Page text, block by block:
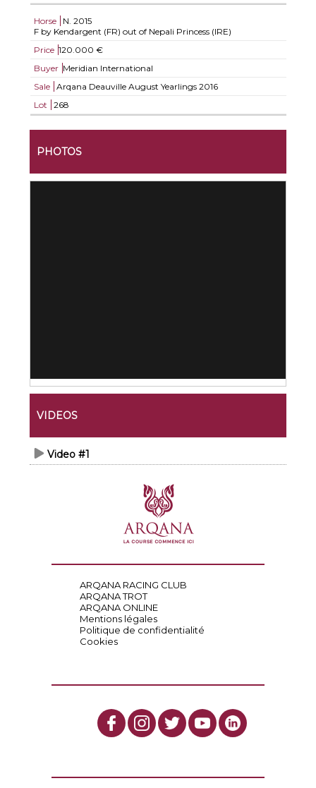
Horse N. 2015
F by Kendargent (FR) out of Nepali Princess (IRE)
Price 120.000 €
Buyer Meridian International
Sale
Arqana Deauville August Yearlings 2016
Lot
268
PHOTOS
VIDEOS
Video #1
ARQANA RACING CLUB
ARQANA TROT
ARQANA ONLINE
Mentions légales
Politique de confidentialité
Cookies